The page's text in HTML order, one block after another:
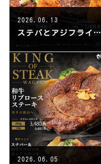
2026.06.13
ステバとアジフライの組み合わせ
2026.06.05